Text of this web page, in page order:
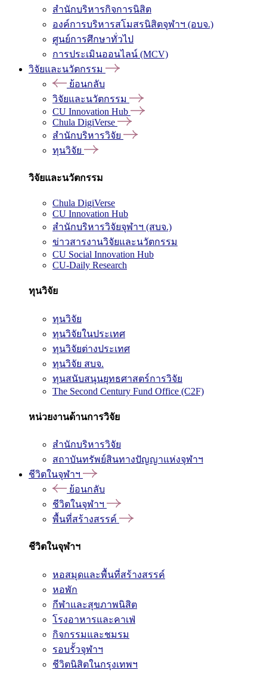
สำนักบริหารกิจการนิสิต
องค์การบริหารสโมสรนิสิตจุฬาฯ (อบจ.)
ศูนย์การศึกษาทั่วไป
การประเมินออนไลน์ (MCV)
วิจัยและนวัตกรรม
ย้อนกลับ
วิจัยและนวัตกรรม
CU Innovation Hub
Chula DigiVerse
สำนักบริหารวิจัย
ทุนวิจัย
วิจัยและนวัตกรรม
Chula DigiVerse
CU Innovation Hub
สำนักบริหารวิจัยจุฬาฯ (สบจ.)
ข่าวสารงานวิจัยและนวัตกรรม
CU Social Innovation Hub
CU-Daily Research
ทุนวิจัย
ทุนวิจัย
ทุนวิจัยในประเทศ
ทุนวิจัยต่างประเทศ
ทุนวิจัย สบจ.
ทุนสนับสนุนยุทธศาสตร์การวิจัย
The Second Century Fund Office (C2F)
หน่วยงานด้านการวิจัย
สำนักบริหารวิจัย
สถาบันทรัพย์สินทางปัญญาแห่งจุฬาฯ
ชีวิตในจุฬาฯ
ย้อนกลับ
ชีวิตในจุฬาฯ
พื้นที่สร้างสรรค์
ชีวิตในจุฬาฯ
หอสมุดและพื้นที่สร้างสรรค์
หอพัก
กีฬาและสุขภาพนิสิต
โรงอาหารและคาเฟ่
กิจกรรมและชมรม
รอบรั้วจุฬาฯ
ชีวิตนิสิตในกรุงเทพฯ